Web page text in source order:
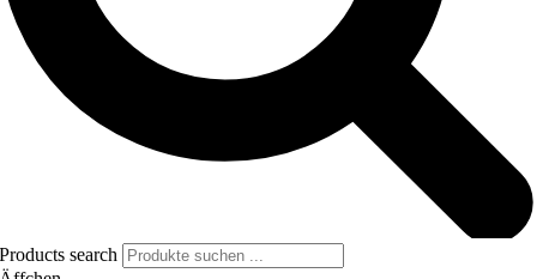
Products search